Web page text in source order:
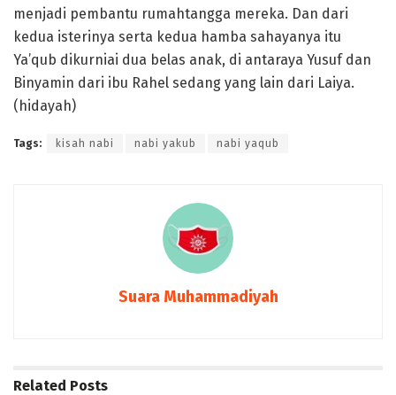
menjadi pembantu rumahtangga mereka. Dan dari
kedua isterinya serta kedua hamba sahayanya itu
Ya’qub dikurniai dua belas anak, di antaraya Yusuf dan
Binyamin dari ibu Rahel sedang yang lain dari Laiya.
(hidayah)
Tags: kisah nabi nabi yakub nabi yaqub
Suara Muhammadiyah
Related Posts